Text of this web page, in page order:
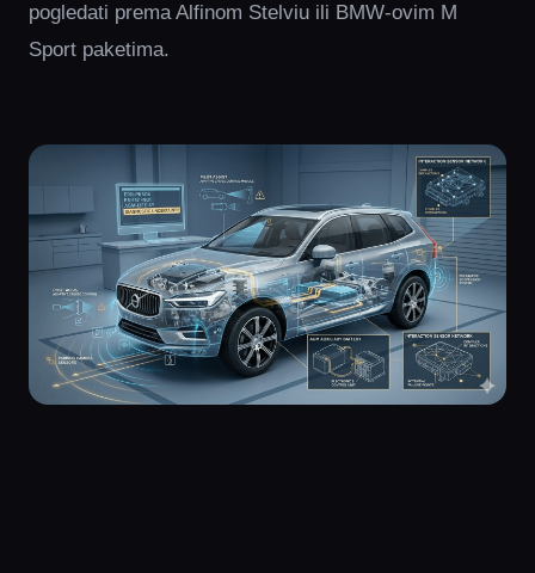
pogledati prema Alfinom Stelviu ili BMW-ovim M
Sport paketima.